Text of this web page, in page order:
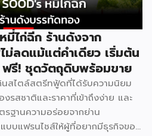
ทักษะการทำแซนด์วิชอย่างถูกวิธี
เมนูของแบรนด์มีให้เลือกถึง 8 ไส้
มูหยอง ไส้แฮม ไส้ปูอัด ไส้ไข่ดาว
ไส้ทูน่าหมูหยอง ไส้ทูน่า และไส้
งรสชาติคลาสสิกและรสชาติที่คน
วมค้าต้องยึดถือคือ “แซนด์วิชมี
” ภายใต้มาตรฐานของฟาร์มเฮ้าส์
ระจายอยู่ทั่วกรุงเทพฯ และ
มี่ไก่ฉีก ร้านดังจาก
ลดแม้แต่คำเดียว เริ่มต้น
รี! ชุดวัตถุดิบพร้อมขาย
นสไตล์สตรีทฟู้ดที่ได้รับความนิยม
รสชาติและราคาที่เข้าถึงง่าย และ
รฐานความอร่อยจากย่าน
บแฟรนไชส์ให้ผู้ที่อยากมีธุรกิจของ